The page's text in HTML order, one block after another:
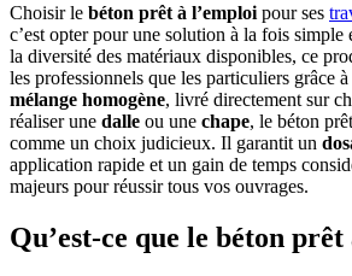
Choisir le béton prêt à l’emploi pour ses
c’est opter pour une solution à la fois simple
la diversité des matériaux disponibles, ce
les professionnels que les particuliers grâce à
mélange homogène, livré directement sur
réaliser une dalle ou une chape, le béton
comme un choix judicieux. Il garantit un
application rapide et un gain de temps
majeurs pour réussir tous vos ouvrages.
Qu’est-ce que le béton